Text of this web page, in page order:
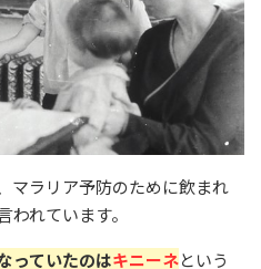
マラリア予防のために飲まれ
れています。
っていたのはキニーネという